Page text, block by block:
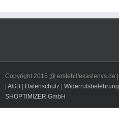
Copyright 2015 @ erstehilfekastenvs.de
| AGB | Datenschutz | Widerrufsbelehrung
SHOPTIMIZER GmbH